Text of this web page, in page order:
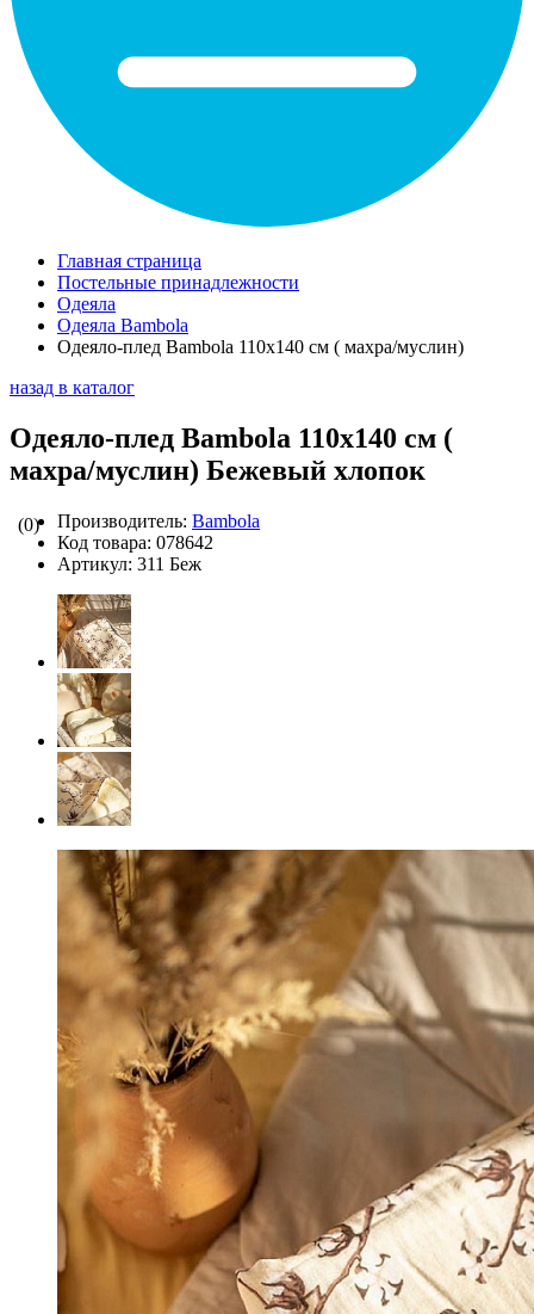
Главная страница
Постельные принадлежности
Одеяла
Одеяла Bambola
Одеяло-плед Bambola 110х140 см ( махра/муслин)
назад в каталог
Одеяло-плед Bambola 110х140 см (
махра/муслин) Бежевый хлопок
(0) Производитель: Bambola
Код товара: 078642
Артикул: 311 Беж